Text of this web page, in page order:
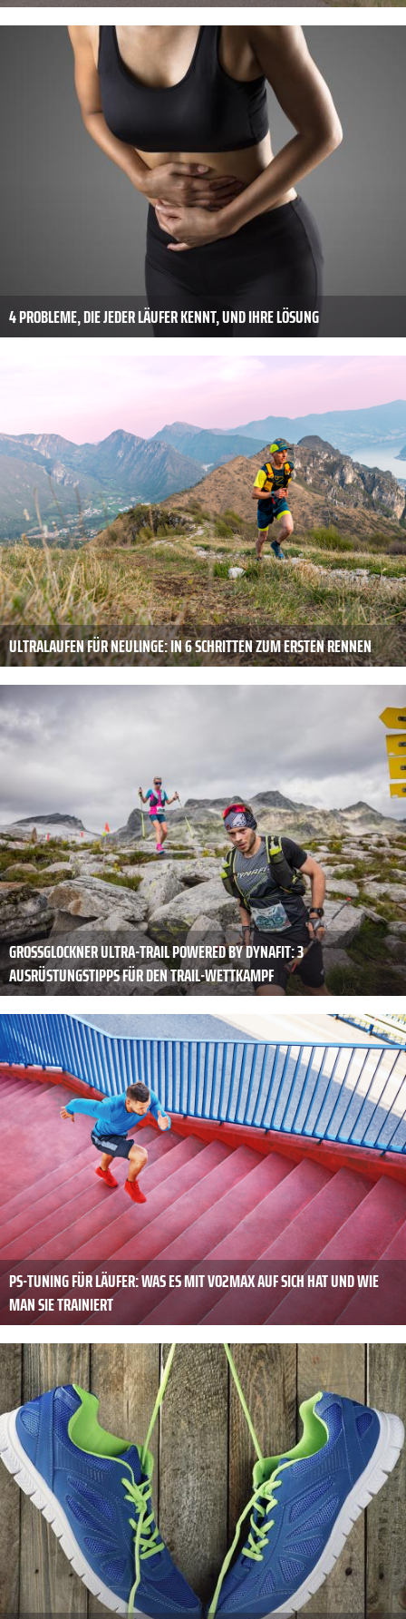
4 PROBLEME, DIE JEDER LÄUFER KENNT, UND IHRE LÖSUNG
ULTRALAUFEN FÜR NEULINGE: IN 6 SCHRITTEN ZUM ERSTEN RENNEN
GROSSGLOCKNER ULTRA-TRAIL POWERED BY DYNAFIT: 3
AUSRÜSTUNGSTIPPS FÜR DEN TRAIL-WETTKAMPF
PS-TUNING FÜR LÄUFER: WAS ES MIT VO2MAX AUF SICH HAT UND WIE
MAN SIE TRAINIERT